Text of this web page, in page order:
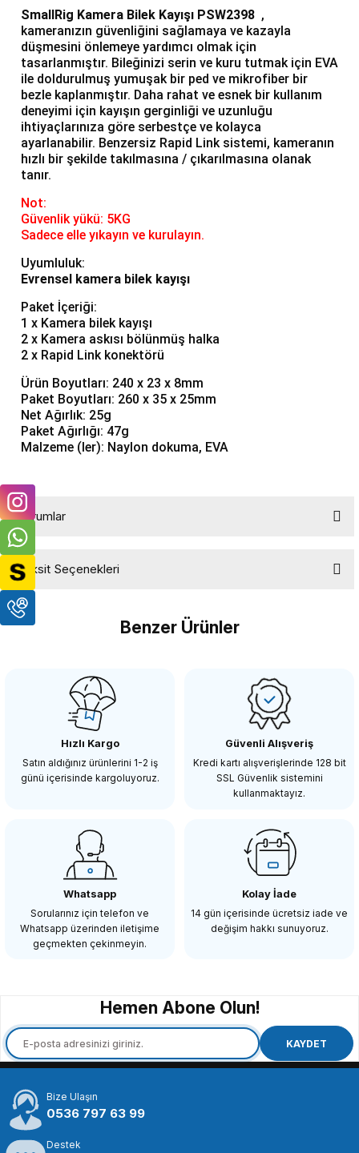
SmallRig Kamera Bilek Kayışı PSW2398 ,
kameranızın güvenliğini sağlamaya ve kazayla
düşmesini önlemeye yardımcı olmak için
tasarlanmıştır. Bileğinizi serin ve kuru tutmak için EVA
ile doldurulmuş yumuşak bir ped ve mikrofiber bir
bezle kaplanmıştır. Daha rahat ve esnek bir kullanım
deneyimi için kayışın gerginliği ve uzunluğu
ihtiyaçlarınıza göre serbestçe ve kolayca
ayarlanabilir. Benzersiz Rapid Link sistemi, kameranın
hızlı bir şekilde takılmasına / çıkarılmasına olanak
tanır.
Not:
Güvenlik yükü: 5KG
Sadece elle yıkayın ve kurulayın.
Uyumluluk:
Evrensel kamera bilek kayışı
Paket İçeriği:
1 x Kamera bilek kayışı
2 x Kamera askısı bölünmüş halka
2 x Rapid Link konektörü
Ürün Boyutları: 240 x 23 x 8mm
Paket Boyutları: 260 x 35 x 25mm
Net Ağırlık: 25g
Paket Ağırlığı: 47g
Malzeme (ler): Naylon dokuma, EVA
Yorumlar
Yorum Yaz
Taksit Seçenekleri
Benzer Ürünler
OEM Marka CLP01 Süper Kelepçe
SmallRig 2156 Fuji X-H1 ve Fuji X-T2 Kafes için HDMI Kablo Kelepçesi
636,90 TL
SmallRig 1241 Kafesler için Mikrofon ve ışık Yuvası
405,90 TL
Hızlı Kargo
Satın aldığınız ürünlerini 1-2 iş
günü içerisinde kargoluyoruz.
Güvenli Alışveriş
Kredi kartı alışverişlerinde 128 bit
SSL Güvenlik sistemini
kullanmaktayız.
Whatsapp
Sorularınız için telefon ve
Whatsapp üzerinden iletişime
geçmekten çekinmeyin.
Kolay İade
14 gün içerisinde ücretsiz iade ve
değişim hakkı sunuyoruz.
Hemen Abone Olun!
KAYDET
Bize Ulaşın
0536 797 63 99
Destek